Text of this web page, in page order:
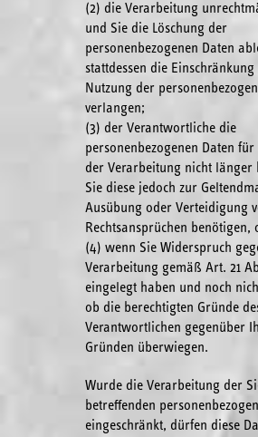
(2) die Verarbeitung
und Sie die Löschung der
personenbezogenen Daten
stattdessen die Einschränkung
Nutzung der
verlangen;
(3) der Verantwortliche die
personenbezogenen Daten für
der Verarbeitung nicht länger
Sie diese jedoch zur
Ausübung oder Verteidigung
Rechtsansprüchen benötigen,
(4) wenn Sie Widerspruch
Verarbeitung gemäß Art. 21
eingelegt haben und noch
ob die berechtigten Gründe
Verantwortlichen gegenüber
Gründen überwiegen.
Wurde die Verarbeitung der
betreffenden
eingeschränkt, dürfen diese